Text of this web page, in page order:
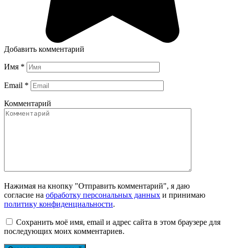
Добавить комментарий
Имя *
Email *
Комментарий
Нажимая на кнопку "Отправить комментарий", я даю
согласие на обработку персональных данных и принимаю
политику конфиденциальности.
Сохранить моё имя, email и адрес сайта в этом браузере для
последующих моих комментариев.